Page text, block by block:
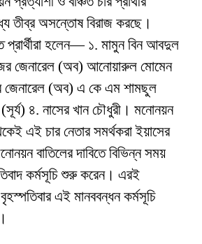
তীব্র অসন্তোষ বিরাজ করছে।
প্রার্থীরা হলেন— ১. মামুন বিন আবদুল
জেনারেল (অব) আনোয়ারুল মোমেন
জেনারেল (অব) এ কে এম শামছুল
৪. নাসের খান চৌধুরী। মনোনয়ন
এই চার নেতার সমর্থকরা ইয়াসের
বাতিলের দাবিতে বিভিন্ন সময়
কর্মসূচি শুরু করেন। এরই
বৃহস্পতিবার এই মানববন্ধন কর্মসূচি